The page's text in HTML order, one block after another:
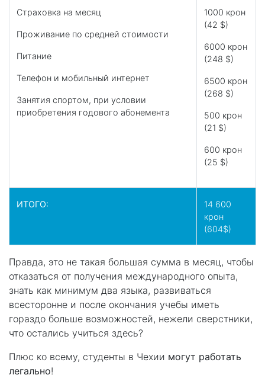
Страховка на месяц
Проживание по средней стоимости
Питание
Телефон и мобильный интернет
Занятия спортом, при условии
приобретения годового абонемента
1000 крон
(42 $)
6000 крон
(248 $)
6500 крон
(268 $)
500 крон
(21 $)
600 крон
(25 $)
ИТОГО:
14 600
крон
(604$)
Правда, это не такая большая сумма в месяц, чтобы
отказаться от получения международного опыта,
знать как минимум два языка, развиваться
всесторонне и после окончания учебы иметь
гораздо больше возможностей, нежели сверстники,
что остались учиться здесь?
Плюс ко всему, студенты в Чехии могут работать
легально!